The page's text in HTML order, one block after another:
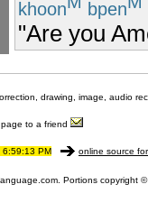
khoon bpen
"Are you
drawing, image, audio
to a friend
PM online source
Portions copyright